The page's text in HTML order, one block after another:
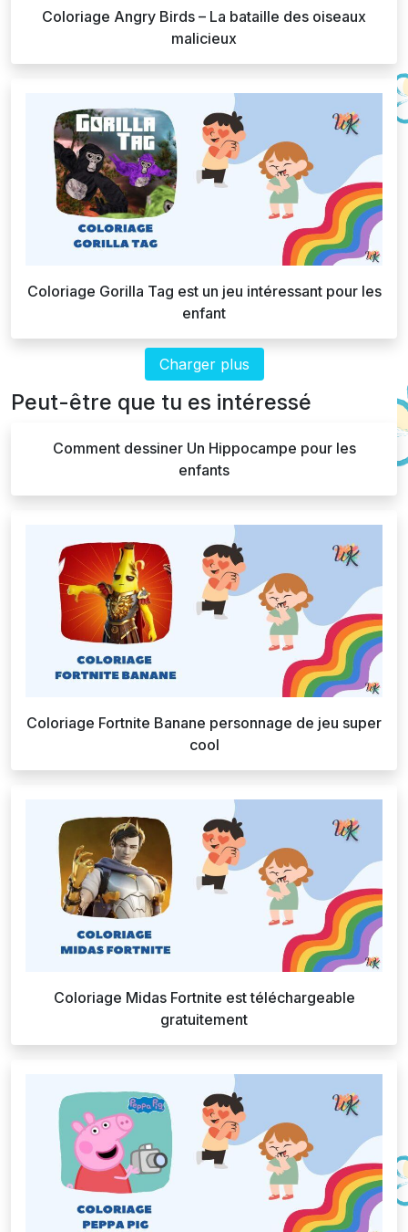
Coloriage Angry Birds – La bataille des oiseaux
malicieux
Coloriage Gorilla Tag est un jeu intéressant pour les
enfant
Charger plus
Peut-être que tu es intéressé
Comment dessiner Un Hippocampe pour les
enfants
Coloriage Fortnite Banane personnage de jeu super
cool
Coloriage Midas Fortnite est téléchargeable
gratuitement